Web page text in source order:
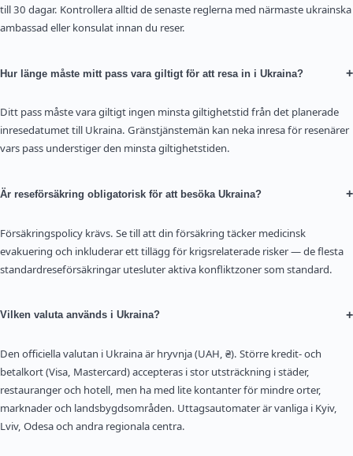
till 30 dagar. Kontrollera alltid de senaste reglerna med närmaste ukrainska
ambassad eller konsulat innan du reser.
Hur länge måste mitt pass vara giltigt för att resa in i Ukraina? +
Ditt pass måste vara giltigt ingen minsta giltighetstid från det planerade
inresedatumet till Ukraina. Gränstjänstemän kan neka inresa för resenärer
vars pass understiger den minsta giltighetstiden.
Är reseförsäkring obligatorisk för att besöka Ukraina? +
Försäkringspolicy krävs. Se till att din försäkring täcker medicinsk
evakuering och inkluderar ett tillägg för krigsrelaterade risker — de flesta
standardreseförsäkringar utesluter aktiva konfliktzoner som standard.
Vilken valuta används i Ukraina? +
Den officiella valutan i Ukraina är hryvnja (UAH, ₴). Större kredit- och
betalkort (Visa, Mastercard) accepteras i stor utsträckning i städer,
restauranger och hotell, men ha med lite kontanter för mindre orter,
marknader och landsbygdsområden. Uttagsautomater är vanliga i Kyiv,
Lviv, Odesa och andra regionala centra.